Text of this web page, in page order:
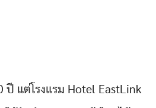
ปี แต่โรงแรม Hotel EastLink